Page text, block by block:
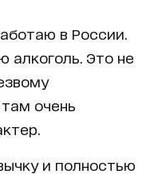
в России.
алкоголь. Это не
очень
и полностью